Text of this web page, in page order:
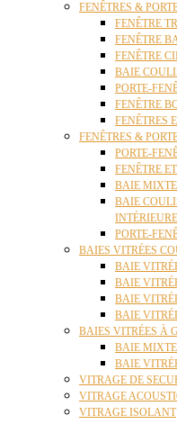
FENÊTRES &
FENÊTRE
FENÊTRE
FENÊTRE
BAIE
PORTE-
FENÊTRE
FENÊTRES
FENÊTRES &
PORTE-
FENÊTRE
BAIE
BAIE
INTÉRIEURE
PORTE-
BAIES VITRÉES
BAIE
BAIE
BAIE
BAIE
BAIES VITRÉES À
BAIE
BAIE
VITRAGE DE
VITRAGE
VITRAGE ISOLANT